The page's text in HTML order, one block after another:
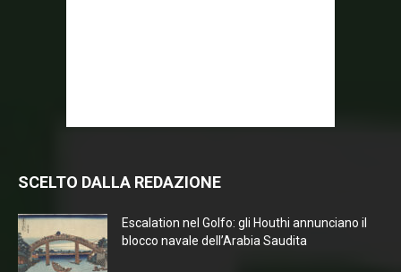
SCELTO DALLA REDAZIONE
Escalation nel Golfo: gli Houthi annunciano il
blocco navale dell’Arabia Saudita